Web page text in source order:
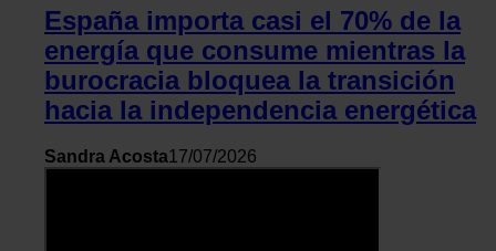
España importa casi el 70% de la
energía que consume mientras la
burocracia bloquea la transición
hacia la independencia energética
Sandra Acosta17/07/2026